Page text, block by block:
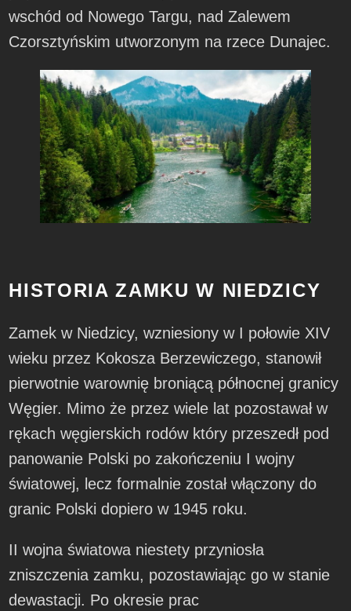
wschód od Nowego Targu, nad Zalewem
Czorsztyńskim utworzonym na rzece Dunajec.
HISTORIA ZAMKU W NIEDZICY
Zamek w Niedzicy, wzniesiony w I połowie XIV
wieku przez Kokosza Berzewiczego, stanowił
pierwotnie warownię broniącą północnej granicy
Węgier. Mimo że przez wiele lat pozostawał w
rękach węgierskich rodów który przeszedł pod
panowanie Polski po zakończeniu I wojny
światowej, lecz formalnie został włączony do
granic Polski dopiero w 1945 roku.
II wojna światowa niestety przyniosła
zniszczenia zamku, pozostawiając go w stanie
dewastacji. Po okresie prac